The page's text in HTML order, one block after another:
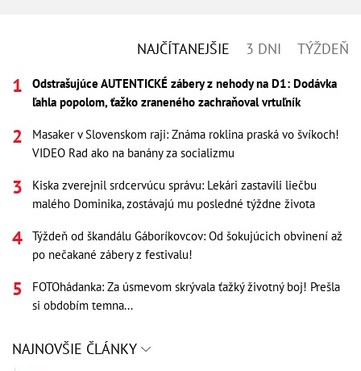
NAJČÍTANEJŠIE 3 DNI TÝŽDEŇ
Odstrašujúce AUTENTICKÉ zábery z nehody na D1: Dodávka
ľahla popolom, ťažko zraneného zachraňoval vrtuľník
Masaker v Slovenskom raji: Známa roklina praská vo švíkoch!
VIDEO Rad ako na banány za socializmu
Kiska zverejnil srdcervúcu správu: Lekári zastavili liečbu
malého Dominika, zostávajú mu posledné týždne života
Týždeň od škandálu Gáboríkovcov: Od šokujúcich obvinení až
po nečakané zábery z festivalu!
FOTOhádanka: Za úsmevom skrývala ťažký životný boj! Prešla
si obdobím temna...
NAJNOVŠIE ČLÁNKY